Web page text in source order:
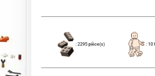
: 2295 pièce(s) : 10